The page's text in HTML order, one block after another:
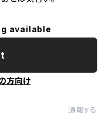
available
方向け
通報する